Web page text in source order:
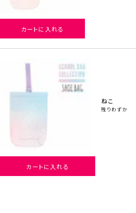
カートに入れる
ねこ
残りわずか
カートに入れる